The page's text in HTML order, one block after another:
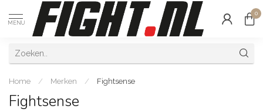
MENU
0
Home / Merken / Fightsense
Fightsense